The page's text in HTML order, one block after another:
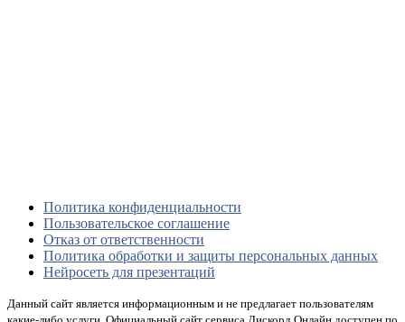
Политика конфиденциальности
Пользовательское соглашение
Отказ от ответственности
Политика обработки и защиты персональных данных
Нейросеть для презентаций
Данный сайт является информационным и не предлагает пользователям